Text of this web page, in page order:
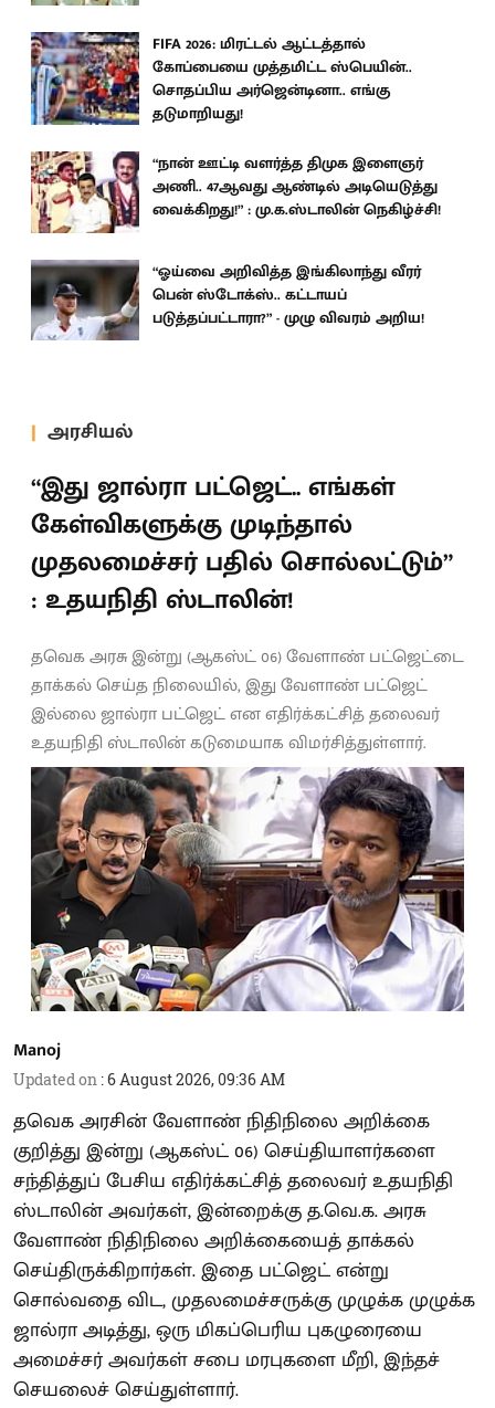
FIFA 2026: மிரட்டல் ஆட்டத்தால்
கோப்பையை முத்தமிட்ட ஸ்பெயின்..
சொதப்பிய அர்ஜென்டினா.. எங்கு
தடுமாறியது!
“நான் ஊட்டி வளர்த்த திமுக இளைஞர்
அணி.. 47ஆவது ஆண்டில் அடியெடுத்து
வைக்கிறது!” : மு.க.ஸ்டாலின் நெகிழ்ச்சி!
“ஓய்வை அறிவித்த இங்கிலாந்து வீரர்
பென் ஸ்டோக்ஸ்.. கட்டாயப்
படுத்தப்பட்டாரா?” - முழு விவரம் அறிய!
அரசியல்
“இது ஜால்ரா பட்ஜெட்.. எங்கள்
கேள்விகளுக்கு முடிந்தால்
முதலமைச்சர் பதில் சொல்லட்டும்”
: உதயநிதி ஸ்டாலின்!
தவெக அரசு இன்று (ஆகஸ்ட் 06) வேளாண் பட்ஜெட்டை
தாக்கல் செய்த நிலையில், இது வேளாண் பட்ஜெட்
இல்லை ஜால்ரா பட்ஜெட் என எதிர்க்கட்சித் தலைவர்
உதயநிதி ஸ்டாலின் கடுமையாக விமர்சித்துள்ளார்.
Manoj
Updated on :6 August 2026, 09:36 AM
தவெக அரசின் வேளாண் நிதிநிலை அறிக்கை
குறித்து இன்று (ஆகஸ்ட் 06) செய்தியாளர்களை
சந்தித்துப் பேசிய எதிர்க்கட்சித் தலைவர் உதயநிதி
ஸ்டாலின் அவர்கள், இன்றைக்கு த.வெ.க. அரசு
வேளாண் நிதிநிலை அறிக்கையைத் தாக்கல்
செய்திருக்கிறார்கள். இதை பட்ஜெட் என்று
சொல்வதை விட, முதலமைச்சருக்கு முழுக்க முழுக்க
ஜால்ரா அடித்து, ஒரு மிகப்பெரிய புகழுரையை
அமைச்சர் அவர்கள் சபை மரபுகளை மீறி, இந்தச்
செயலைச் செய்துள்ளார்.